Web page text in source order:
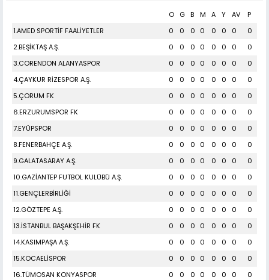
O G B M A Y AV
P
1.AMED SPORTİF FAALİYETLER
0 0 0 0 0 0 0
0
2.BEŞİKTAŞ A.Ş.
0 0 0 0 0 0 0
0
3.CORENDON ALANYASPOR
0 0 0 0 0 0 0
0
4.ÇAYKUR RİZESPOR A.Ş.
0 0 0 0 0 0 0
0
5.ÇORUM FK
0 0 0 0 0 0 0
0
6.ERZURUMSPOR FK
0 0 0 0 0 0 0
0
7.EYÜPSPOR
0 0 0 0 0 0 0
0
8.FENERBAHÇE A.Ş.
0 0 0 0 0 0 0
0
9.GALATASARAY A.Ş.
0 0 0 0 0 0 0
0
10.GAZİANTEP FUTBOL KULÜBÜ A.Ş.
0 0 0 0 0 0 0
0
11.GENÇLERBİRLİĞİ
0 0 0 0 0 0 0
0
12.GÖZTEPE A.Ş.
0 0 0 0 0 0 0
0
13.İSTANBUL BAŞAKŞEHİR FK
0 0 0 0 0 0 0
0
14.KASIMPAŞA A.Ş.
0 0 0 0 0 0 0
0
15.KOCAELİSPOR
0 0 0 0 0 0 0
0
16.TÜMOSAN KONYASPOR
0 0 0 0 0 0 0
0